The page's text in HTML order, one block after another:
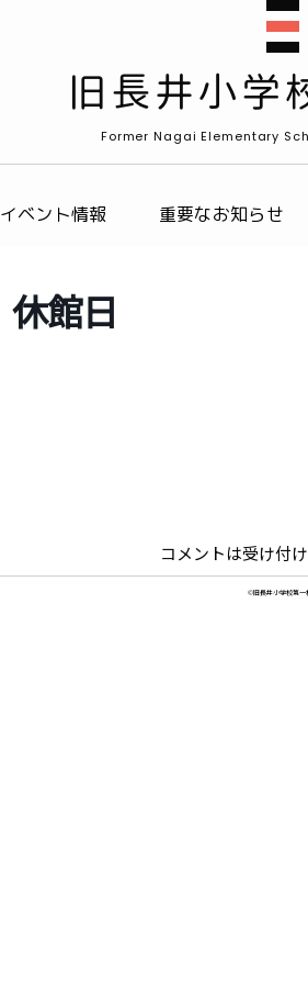
Former Nagai Elementary
イベント情報 重要なお知らせ
休館日
コメントは受け付
©旧長井小学校第一